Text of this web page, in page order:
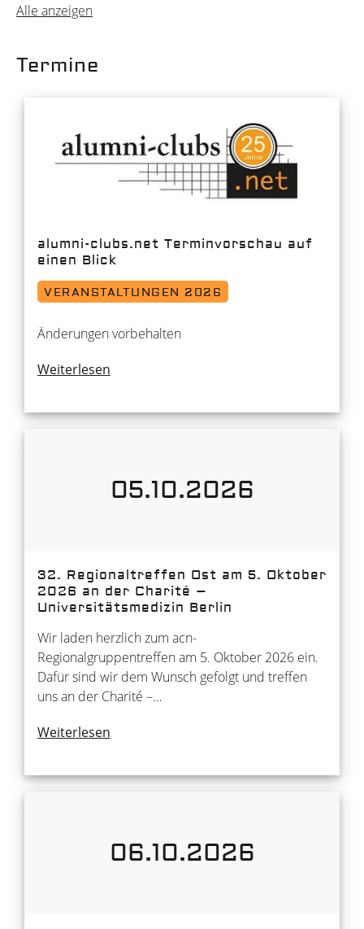
Alle anzeigen
Termine
alumni-clubs.net Terminvorschau auf
einen Blick
VERANSTALTUNGEN 2026
Änderungen vorbehalten
Weiterlesen
05.10.2026
32. Regionaltreffen Ost am 5. Oktober
2026 an der Charité –
Universitätsmedizin Berlin
Wir laden herzlich zum acn-
Regionalgruppentreffen am 5. Oktober 2026 ein.
Dafür sind wir dem Wunsch gefolgt und treffen
uns an der Charité –…
Weiterlesen
06.10.2026